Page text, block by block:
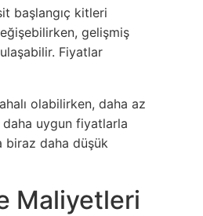
başlangıç kitleri
gelişmiş
Fiyatlar
olabilirken, daha az
uygun fiyatlarla
biraz daha düşük
Maliyetleri